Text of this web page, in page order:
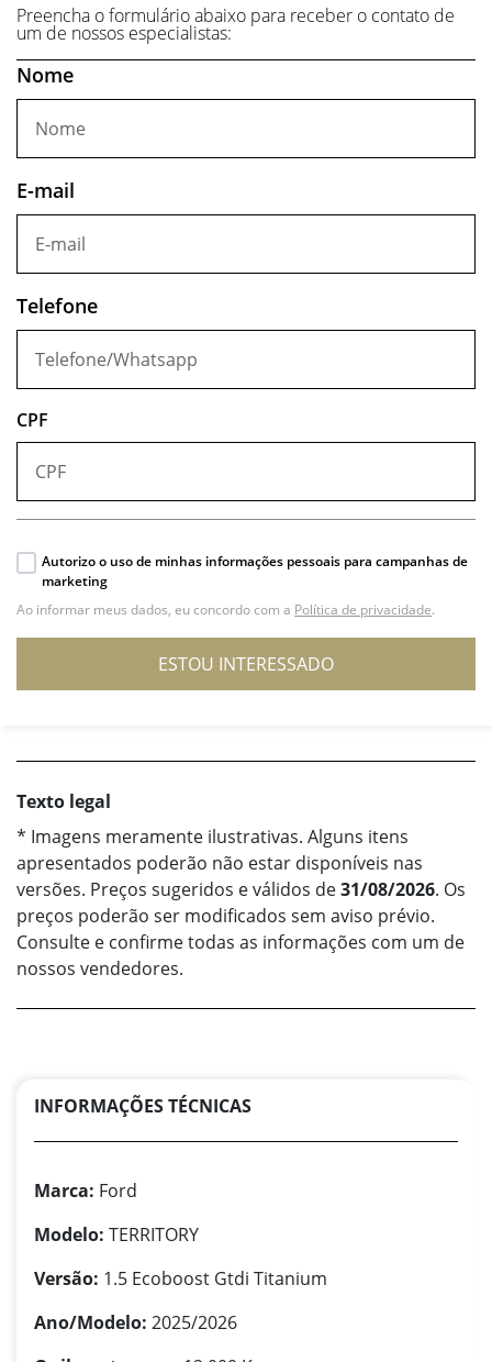
Preencha o formulário abaixo para receber o contato de
um de nossos especialistas:
Nome
E-mail
Telefone
CPF
Autorizo o uso de minhas informações pessoais para campanhas de
marketing
Ao informar meus dados, eu concordo com a Política de privacidade.
ESTOU INTERESSADO
Texto legal
* Imagens meramente ilustrativas. Alguns itens
apresentados poderão não estar disponíveis nas
versões. Preços sugeridos e válidos de31/08/2026. Os
preços poderão ser modificados sem aviso prévio.
Consulte e confirme todas as informações com um de
nossos vendedores.
INFORMAÇÕES TÉCNICAS
Marca: Ford
Modelo: TERRITORY
Versão: 1.5 Ecoboost Gtdi Titanium
Ano/Modelo: 2025/2026